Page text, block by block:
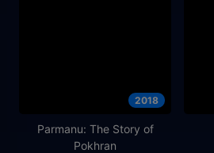
2018
Parmanu: The Story of
Pokhran